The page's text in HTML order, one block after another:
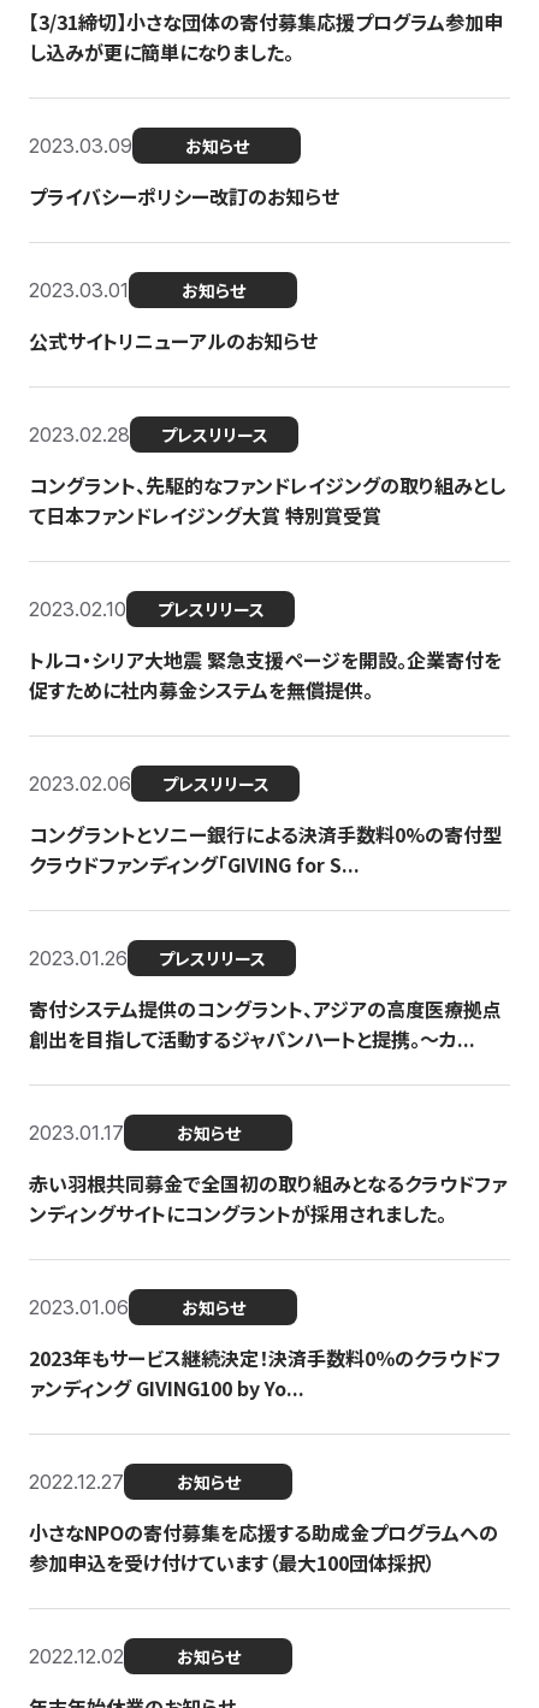
【3/31締切】小さな団体の寄付募集応援プログラム参加申
し込みが更に簡単になりました。
2023.03.09 お知らせ
プライバシーポリシー改訂のお知らせ
2023.03.01 お知らせ
公式サイトリニューアルのお知らせ
2023.02.28 プレスリリース
コングラント、先駆的なファンドレイジングの取り組みとし
て日本ファンドレイジング大賞 特別賞受賞
2023.02.10 プレスリリース
トルコ・シリア大地震 緊急支援ページを開設。企業寄付を
促すために社内募金システムを無償提供。
2023.02.06 プレスリリース
コングラントとソニー銀行による決済手数料0%の寄付型
クラウドファンディング「GIVING for S...
2023.01.26 プレスリリース
寄付システム提供のコングラント、アジアの高度医療拠点
創出を目指して活動するジャパンハートと提携。〜カ...
2023.01.17 お知らせ
赤い羽根共同募金で全国初の取り組みとなるクラウドファ
ンディングサイトにコングラントが採用されました。
2023.01.06 お知らせ
2023年もサービス継続決定！決済手数料0％のクラウドフ
ァンディング GIVING100 by Yo...
2022.12.27 お知らせ
小さなNPOの寄付募集を応援する助成金プログラムへの
参加申込を受け付けています（最大100団体採択）
2022.12.02 お知らせ